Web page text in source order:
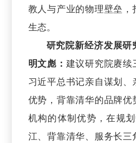
教人与产业的物理壁垒，
生态。
研究院新经济发展研
明文彪： 建议研究院赓续
习近平总书记亲自谋划、
优势，背靠清华的品牌优
机构的体制优势，在规
江、背靠清华、服务长三